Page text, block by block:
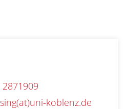
2871909
koblenz.de